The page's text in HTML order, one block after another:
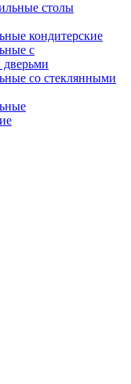
столы
кондитерские
с
дверьми
со стеклянными